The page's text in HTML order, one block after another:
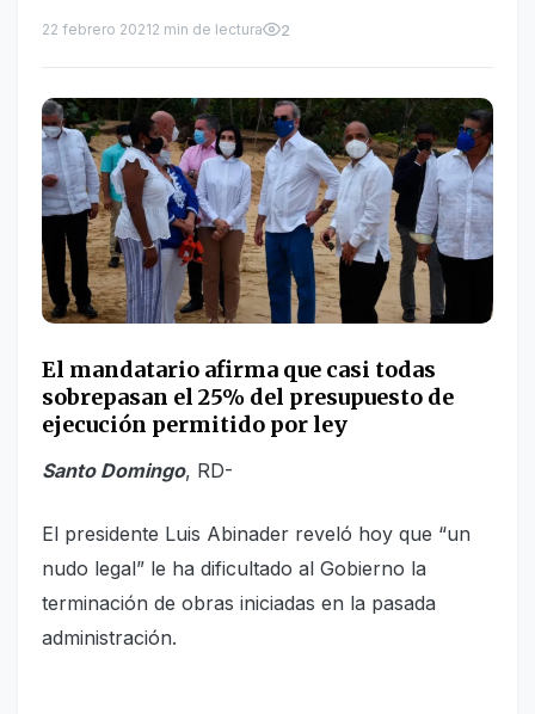
22 febrero 20212 min de lectura 2
El mandatario afirma que casi todas
sobrepasan el 25% del presupuesto de
ejecución permitido por ley
Santo Domingo, RD-
El presidente Luis Abinader reveló hoy que “un
nudo legal” le ha dificultado al Gobierno la
terminación de obras iniciadas en la pasada
administración.